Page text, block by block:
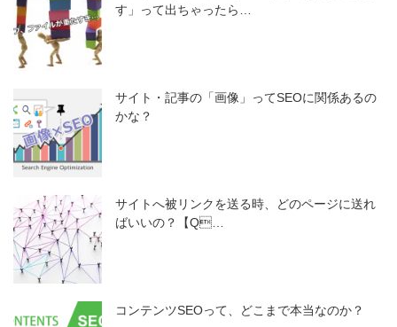
す」って出ちゃったら…
サイト・記事の「画像」ってSEOに関係あるの
かな？
サイトへ被リンクを送る時、どのページに送れ
ばいいの？【Q…
コンテンツSEOって、どこまで本当なのか？